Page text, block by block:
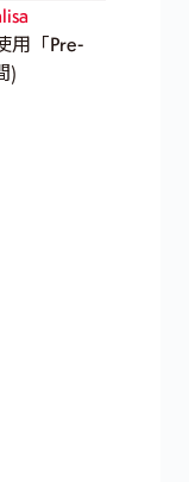
用「Pre-
)